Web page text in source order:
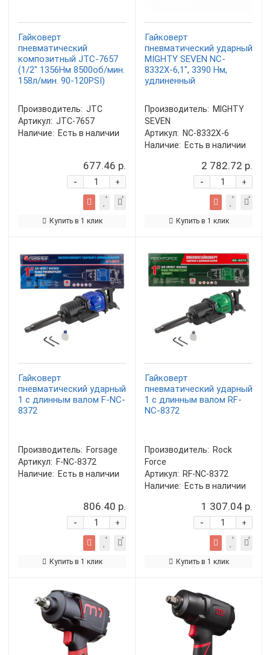
Гайковерт
пневматический
композитный JTC-7657
(1/2" 1356Нм 8500об/мин.
158л/мин. 90-120PSI)
Производитель: JTC
Артикул: JTC-7657
Наличие: Есть в наличии
677.46 р.
+
-
Купить в 1 клик
Гайковерт
пневматический ударный
MIGHTY SEVEN NC-
8332X-6,1", 3390 Нм,
удлиненный
Производитель: MIGHTY
SEVEN
Артикул: NC-8332X-6
Наличие: Есть в наличии
2 782.72 р.
+
-
Купить в 1 клик
Гайковерт
пневматический ударный
1 с длинным валом F-NC-
8372
Производитель: Forsage
Артикул: F-NC-8372
Наличие: Есть в наличии
806.40 р.
+
-
Купить в 1 клик
Гайковерт
пневматический ударный
1 с длинным валом RF-
NC-8372
Производитель: Rock
Force
Артикул: RF-NC-8372
Наличие: Есть в наличии
1 307.04 р.
+
-
Купить в 1 клик